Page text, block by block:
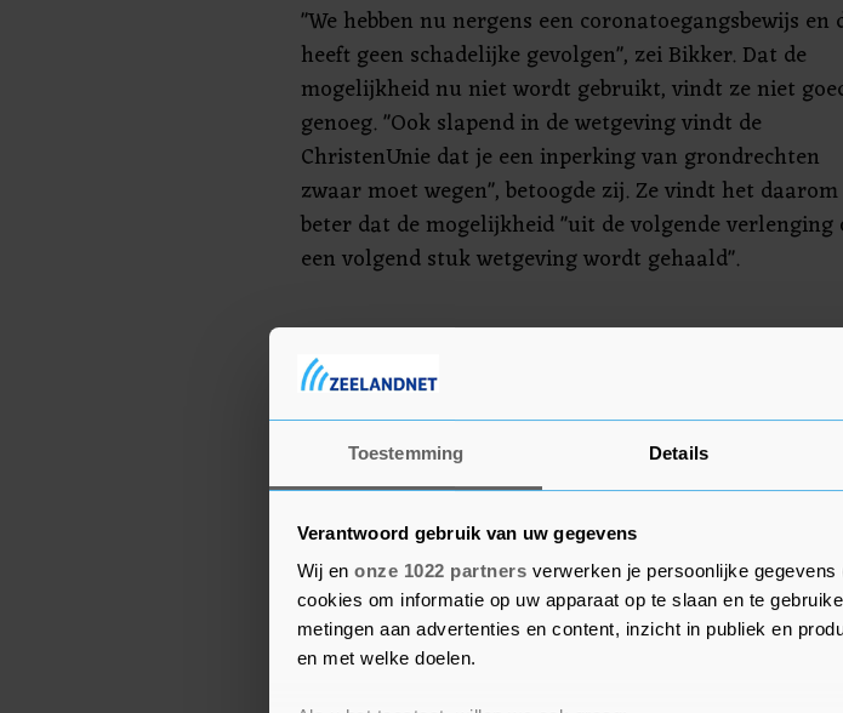
Toestemming Details
Verantwoord gebruik van uw gegevens
Wij en onze 1022 partners verwerken je persoonlijke
cookies om informatie op uw apparaat op te slaan en te
metingen aan advertenties en content, inzicht in publiek en
en met welke doelen.
"We hebben nu nergens een coronatoegangsbewijs en
heeft geen schadelijke gevolgen", zei Bikker. Dat de
mogelijkheid nu niet wordt gebruikt, vindt ze niet
genoeg. "Ook slapend in de wetgeving vindt de
ChristenUnie dat je een inperking van grondrechten
zwaar moet wegen", betoogde zij. Ze vindt het daarom
beter dat de mogelijkheid "uit de volgende verlenging
een volgend stuk wetgeving wordt gehaald".
De ChristenUnie vindt dat het coronatoegangsbewijs
onder de huidige omstandigheden niet aantoonbaar
effectief is. Dat komt volgens haar door de minder
ziekmakende omikronvariant en de huidige
vaccinatiegraad. "Natuurlijk kan dat veranderen als er
een nieuwe 'variant of concern' is", zei ze erbij. Dan
volgens haar opnieuw naar wetgeving gekeken
en moet ook gekeken worden of het dan
wel proportioneel is. Ze vroeg de minister uit te leggen